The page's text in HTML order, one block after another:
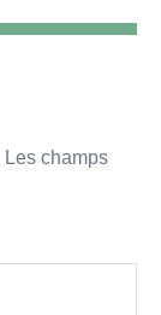
Les champs